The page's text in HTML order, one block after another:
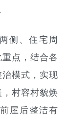
侧、住宅周
点，结合各
模式，实现
村容村貌焕
屋后整洁有